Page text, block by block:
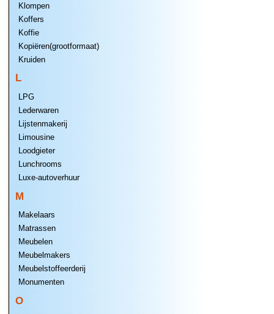
Klompen
Koffers
Koffie
Kopiëren(grootformaat)
Kruiden
L
LPG
Lederwaren
Lijstenmakerij
Limousine
Loodgieter
Lunchrooms
Luxe-autoverhuur
M
Makelaars
Matrassen
Meubelen
Meubelmakers
Meubelstoffeerderij
Monumenten
O